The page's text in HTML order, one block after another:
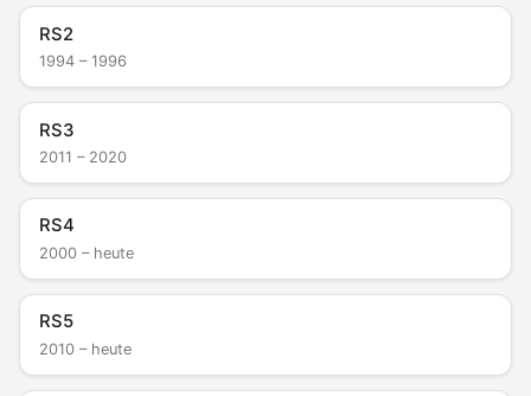
RS2
1994 – 1996
RS3
2011 – 2020
RS4
2000 – heute
RS5
2010 – heute